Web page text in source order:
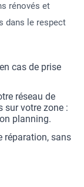
rénovés et
dans le respect
cas de prise
réseau de
sur votre zone :
planning.
réparation, sans